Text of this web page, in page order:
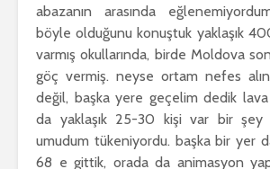
abazanın arasında
böyle olduğunu konuştuk yaklaşık
varmış okullarında, birde Moldova
göç vermiş. neyse ortam nefes
değil, başka yere geçelim dedik
da yaklaşık 25-30 kişi var bir şey
umudum tükeniyordu. başka bir yer
68 e gittik, orada da animasyon